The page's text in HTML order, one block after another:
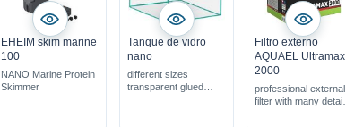
EHEIM skim marine
100
NANO Marine Protein
Skimmer
Tanque de vidro
nano
different sizes
transparent glued
Filtro externo
AQUAEL Ultramax
2000
professional external
filter with many details